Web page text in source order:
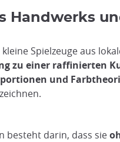
Handwerks
Spielzeuge aus
zu einer raffinierten
und
besteht darin, dass sie